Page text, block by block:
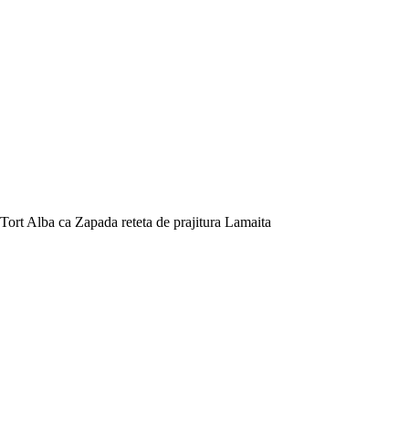
Tort Alba ca Zapada reteta de prajitura Lamaita